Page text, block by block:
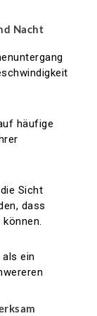
Nacht
häufige
Sicht
dass
ein